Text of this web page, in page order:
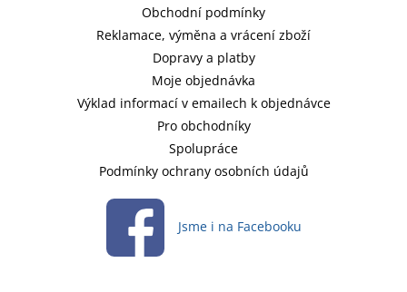
Obchodní podmínky
Reklamace, výměna a vrácení zboží
Dopravy a platby
Moje objednávka
Výklad informací v emailech k objednávce
Pro obchodníky
Spolupráce
Podmínky ochrany osobních údajů
Jsme i na Facebooku